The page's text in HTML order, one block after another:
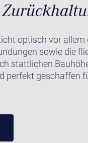
optisch vor
sowie die
stattlichen
perfekt geschaffen